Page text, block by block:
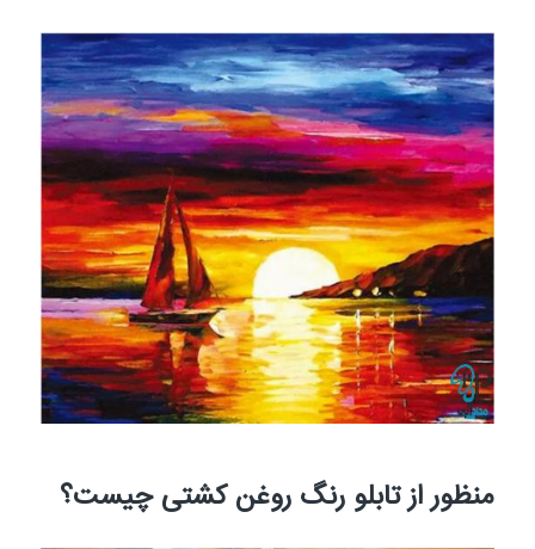
منظور از تابلو رنگ روغن کشتی چیست؟